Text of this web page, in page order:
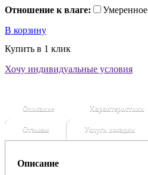
Отношение к влаге:
Умеренное
В корзину
Купить в 1 клик
Хочу индивидуальные условия
Описание Характеристики
Отзывы Услуги посадки
Описание